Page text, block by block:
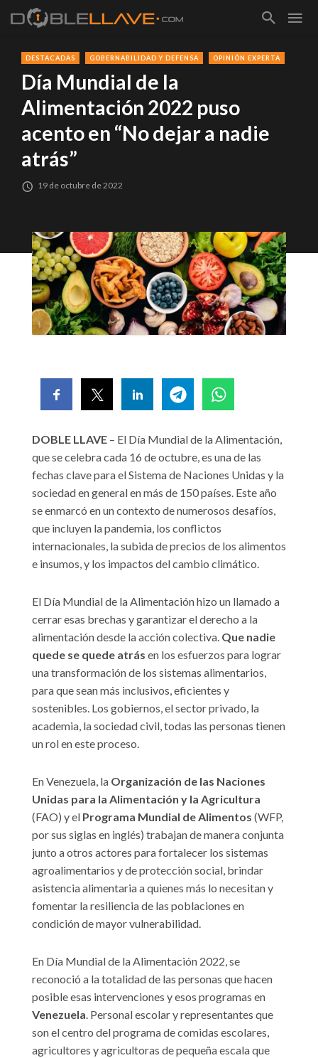
DESTACADAS GOBERNABILIDAD Y DEFENSA OPINIÓN EXPERTA
Día Mundial de la
Alimentación 2022 puso
acento en “No dejar a nadie
atrás”
19 de octubre de 2022
DOBLE LLAVE – El Día Mundial de la Alimentación,
que se celebra cada 16 de octubre, es una de las
fechas clave para el Sistema de Naciones Unidas y la
sociedad en general en más de 150 países. Este año
se enmarcó en un contexto de numerosos desafíos,
que incluyen la pandemia, los conflictos
internacionales, la subida de precios de los alimentos
e insumos, y los impactos del cambio climático.
El Día Mundial de la Alimentación hizo un llamado a
cerrar esas brechas y garantizar el derecho a la
alimentación desde la acción colectiva. Que nadie
quede se quede atrás en los esfuerzos para lograr
una transformación de los sistemas alimentarios,
para que sean más inclusivos, eficientes y
sostenibles. Los gobiernos, el sector privado, la
academia, la sociedad civil, todas las personas tienen
un rol en este proceso.
En Venezuela, la Organización de las Naciones
Unidas para la Alimentación y la Agricultura
(FAO) y el Programa Mundial de Alimentos (WFP,
por sus siglas en inglés) trabajan de manera conjunta
junto a otros actores para fortalecer los sistemas
agroalimentarios y de protección social, brindar
asistencia alimentaria a quienes más lo necesitan y
fomentar la resiliencia de las poblaciones en
condición de mayor vulnerabilidad.
En Día Mundial de la Alimentación 2022, se
reconoció a la totalidad de las personas que hacen
posible esas intervenciones y esos programas en
Venezuela. Personal escolar y representantes que
son el centro del programa de comidas escolares,
agricultores y agricultoras de pequeña escala que